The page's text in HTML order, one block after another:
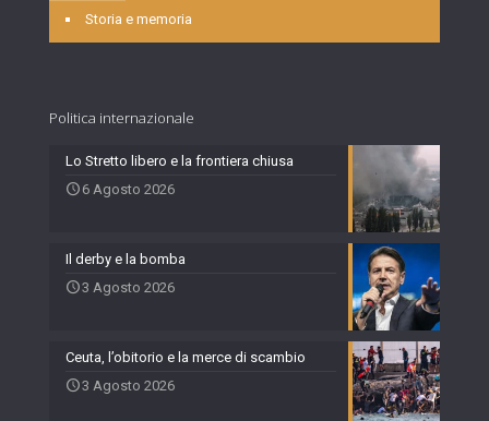
Storia e memoria
Politica internazionale
Lo Stretto libero e la frontiera chiusa
6 Agosto 2026
Il derby e la bomba
3 Agosto 2026
Ceuta, l’obitorio e la merce di scambio
3 Agosto 2026